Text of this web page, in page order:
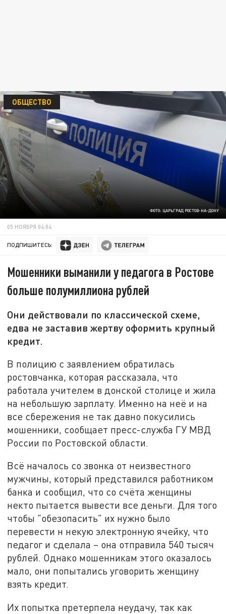
ФОТО: ЦАРЬГРАД РОСТОВ-НА-ДОНУ
ОБЩЕСТВО
05 НОЯБРЯ 04:04
ПОДПИШИТЕСЬ:
Мошенники выманили у педагога в Ростове
больше полумиллиона рублей
Они действовали по классической схеме,
едва не заставив жертву оформить крупный
кредит.
В полицию с заявлением обратилась
ростовчанка, которая рассказала, что
работала учителем в донской столице и жила
на небольшую зарплату. Именно на неё и на
все сбережения не так давно покусились
мошенники, сообщает пресс-служба ГУ МВД
России по Ростовской области.
Всё началось со звонка от неизвестного
мужчины, который представился работником
банка и сообщил, что со счёта женщины
некто пытается вывести все деньги. Для того
чтобы "обезопасить" их нужно было
перевести н некую электронную ячейку, что
педагог и сделала – она отправила 540 тысяч
рублей. Однако мошенникам этого оказалось
мало, они попытались уговорить женщину
взять кредит.
Их попытка претерпела неудачу, так как